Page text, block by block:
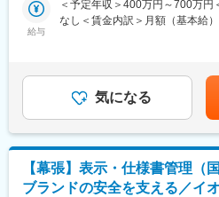
行します。
※配属組織は四国支社となります
■働き方
年間休日125日／残業月平均20
勤が発生する場合代休取得
コアタイムなしのフレックスタ
■当社について
■業務内容詳細
・承認書・届出内容との整合性
び判定
・医薬品GMP・省令に基づく品
活動の推進
※国内の製造委託先への外出・出
給与
＜予定年収＞400万円～700万
なし＜賃金内訳＞月額（基本給
でも目安の金額であり、選考を
す。月給(月額)は固定手当を含
気になる
【幕張】表示・仕様書管理（
ブランドの安全を支える／イ